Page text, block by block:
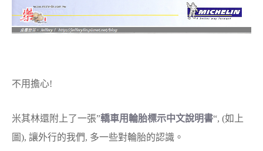
不用擔心!
米其林還附上了一張”轎車用輪胎標示中文說明書“, (如上
圖), 讓外行的我們, 多一些對輪胎的認識。